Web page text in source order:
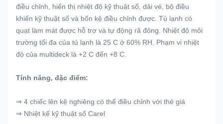
điều chỉnh, hiển thị nhiệt độ kỹ thuật số, dải vé, bộ điều
khiển kỹ thuật số và bốn kệ điều chỉnh được. Tủ lạnh có
quạt làm mát được hỗ trợ và tự động rã đông.
Nhiệt độ môi
trường tối đa của tủ lạnh là 25 C ở 60% RH.
Phạm vi nhiệt
độ của multideck là +2 C đến +8 C.
Tính năng, đặc điểm:
⇒ 4 chiếc lên kệ nghiêng có thể điều chỉnh với thẻ giá
⇒ Nhiệt kế kỹ thuật số Carel